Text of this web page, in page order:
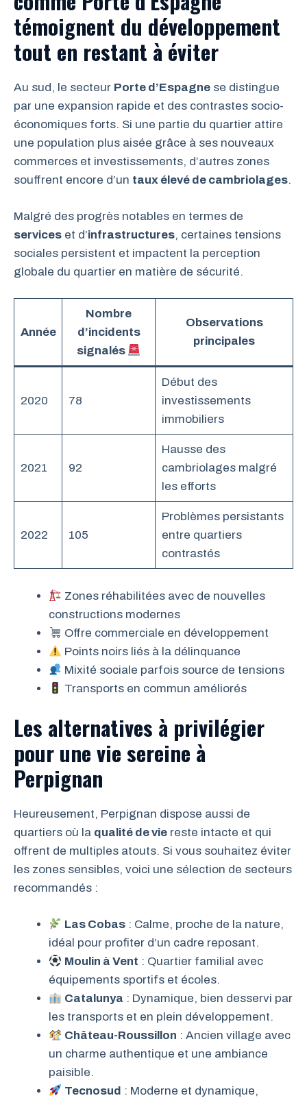
témoignent du développement
tout en restant à éviter
Au sud, le secteur Porte d’Espagne se distingue
par une expansion rapide et des contrastes socio-
économiques forts. Si une partie du quartier attire
une population plus aisée grâce à ses nouveaux
commerces et investissements, d’autres zones
souffrent encore d’un taux élevé de cambriolages.
Malgré des progrès notables en termes de
services et d’infrastructures, certaines tensions
sociales persistent et impactent la perception
globale du quartier en matière de sécurité.
Année
Nombre
d’incidents
signalés
Observations
principales
2020 78
Début des
investissements
immobiliers
2021 92
Hausse des
cambriolages malgré
les efforts
2022 105
Problèmes persistants
entre quartiers
contrastés
Zones réhabilitées avec de nouvelles
constructions modernes
Offre commerciale en développement
Points noirs liés à la délinquance
Mixité sociale parfois source de tensions
Transports en commun améliorés
Les alternatives à privilégier
pour une vie sereine à
Perpignan
Heureusement, Perpignan dispose aussi de
quartiers où la qualité de vie reste intacte et qui
offrent de multiples atouts. Si vous souhaitez éviter
les zones sensibles, voici une sélection de secteurs
recommandés :
Las Cobas : Calme, proche de la nature,
idéal pour profiter d’un cadre reposant.
Moulin à Vent : Quartier familial avec
équipements sportifs et écoles.
Catalunya : Dynamique, bien desservi par
les transports et en plein développement.
Château-Roussillon : Ancien village avec
un charme authentique et une ambiance
paisible.
Tecnosud : Moderne et dynamique,